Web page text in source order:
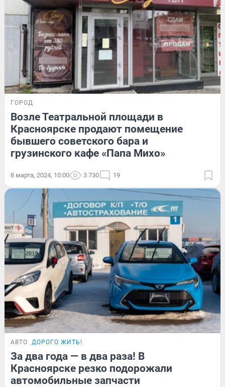
ГОРОД
Возле Театральной площади в
Красноярске продают помещение
бывшего советского бара и
грузинского кафе «Папа Михо»
8 марта, 2024, 10:00 3 730 19
АВТО ДОРОГО ЖИТЬ!
За два года — в два раза! В
Красноярске резко подорожали
автомобильные запчасти